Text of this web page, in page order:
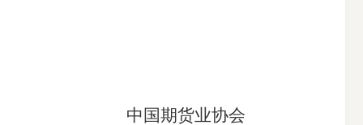
中国期货业协会